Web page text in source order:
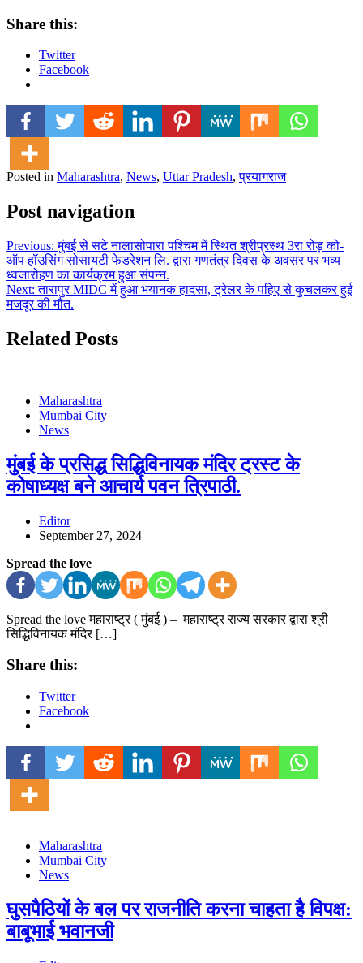
Share this:
Twitter
Facebook
Posted in Maharashtra, News, Uttar Pradesh,प्रयागराज
Post navigation
Previous: मुंबई से सटे नालासोपारा पश्चिम में स्थित श्रीप्रस्थ 3रा रोड़ को-
ऑप हॉउसिंग सोसायटी फेडरेशन लि. द्वारा गणतंत्र दिवस के अवसर पर भव्य
ध्वजारोहण का कार्यक्रम हुआ संपन्न.
Next: तारापुर MIDC में हुआ भयानक हादसा, ट्रेलर के पहिए से कुचलकर हुई
मजदूर की मौत.
Related Posts
Maharashtra
Mumbai City
News
मुंबई के प्रसिद्ध सिद्धिविनायक मंदिर ट्रस्ट के
कोषाध्यक्ष बने आचार्य पवन त्रिपाठी.
Editor
September 27, 2024
Spread the love
Spread the love महाराष्ट्र ( मुंबई ) – महाराष्ट्र राज्य सरकार द्वारा श्री
सिद्धिविनायक मंदिर […]
Share this:
Twitter
Facebook
Maharashtra
Mumbai City
News
घुसपैठियों के बल पर राजनीति करना चाहता है विपक्ष:
बाबूभाई भवानजी